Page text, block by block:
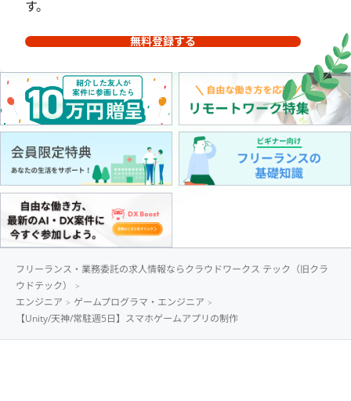
す。
無料登録する
フリーランス・業務委託の求人情報ならクラウドワークス テック（旧クラ
ウドテック）
エンジニア
ゲームプログラマ・エンジニア
【Unity/天神/常駐週5日】スマホゲームアプリの制作